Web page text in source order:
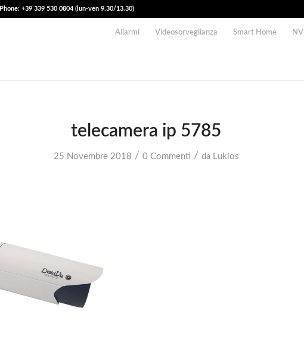
Phone: +39 339 530 0804 (lun-ven 9.30/13.30)
Allarmi Videosorveglianza Smart Home
telecamera ip 5785
25 Novembre 2018 / 0 Commenti / da Lukios